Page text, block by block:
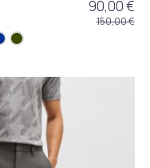
90,00 €
150,00 €